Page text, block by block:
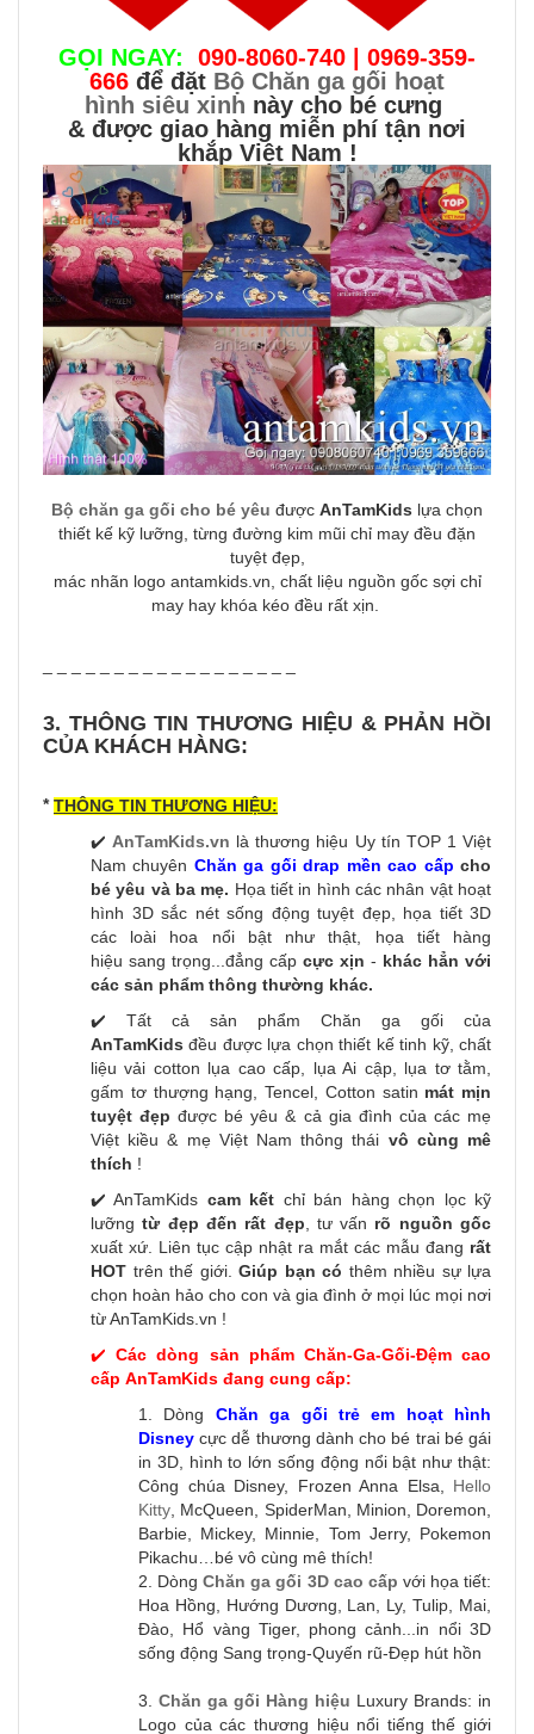
GỌI NGAY:
090-8060-740 | 0969-359-
666 để đặt Bộ Chăn ga gối hoạt
hình siêu xinh này cho bé cưng
& được giao hàng miễn phí tận nơi
khắp Việt Nam !
Bộ chăn ga gối cho bé yêu được AnTamKids lựa chọn
thiết kế kỹ lưỡng, từng đường kim mũi chỉ may đều đặn
tuyệt đẹp,
mác nhãn logo antamkids.vn, chất liệu nguồn gốc sợi chỉ
may hay khóa kéo đều rất xịn.
3. THÔNG TIN THƯƠNG HIỆU & PHẢN HỒI
CỦA KHÁCH HÀNG:
* THÔNG TIN THƯƠNG HIỆU:
✔️AnTamKids.vn là thương hiệu Uy tín TOP 1 Việt
Nam chuyên Chăn ga gối drap mền cao cấp cho
bé yêu và ba mẹ. Họa tiết in hình các nhân vật hoạt
hình 3D sắc nét sống động tuyệt đẹp, họa tiết 3D
các loài hoa nổi bật như thật, họa tiết hàng
hiệu sang trọng...đẳng cấp cực xịn - khác hẳn với
các sản phẩm thông thường khác.
✔️ Tất cả sản phẩm Chăn ga gối của
AnTamKids đều được lựa chọn thiết kế tinh kỹ, chất
liệu vải cotton lụa cao cấp, lụa Ai cập, lụa tơ tằm,
gấm tơ thượng hạng, Tencel, Cotton satin mát mịn
tuyệt đẹp được bé yêu & cả gia đình của các mẹ
Việt kiều & mẹ Việt Nam thông thái vô cùng mê
thích !
✔️ AnTamKids cam kết chỉ bán hàng chọn lọc kỹ
lưỡngtừ đẹp đến rất đẹp, tư vấn rõ nguồn gốc
xuất xứ. Liên tục cập nhật ra mắt các mẫu đang rất
HOT trên thế giới. Giúp bạn có thêm nhiều sự lựa
chọn hoàn hảo cho con và gia đình ở mọi lúc mọi nơi
từ AnTamKids.vn !
✔️Các dòng sản phẩm Chăn-Ga-Gối-Đệm cao
cấp AnTamKids đang cung cấp:
1. Dòng Chăn ga gối trẻ em hoạt hình
Disney cực dễ thương dành cho bé trai bé gái
in 3D, hình to lớn sống động nổi bật như thật:
Công chúa Disney, Frozen Anna Elsa,
Hello
Kitty, McQueen, SpiderMan, Minion, Doremon,
Barbie, Mickey, Minnie, Tom Jerry, Pokemon
Pikachu…bé vô cùng mê thích!
2. DòngChăn ga gối 3D cao cấp với họa tiết:
Hoa Hồng, Hướng Dương, Lan, Ly, Tulip, Mai,
Đào, Hổ vàng Tiger, phong cảnh...in nổi 3D
sống động Sang trọng-Quyến rũ-Đẹp hút hồn
3. Chăn ga gối Hàng hiệu Luxury Brands: in
Logo của các thương hiệu nổi tiếng thế giới